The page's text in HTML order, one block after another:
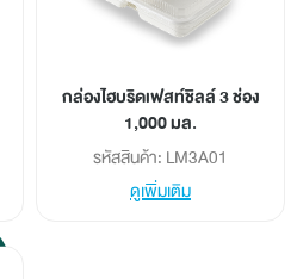
กล่องไฮบริดเฟสท์ชิลล์ 3 ช่อง
1,000 มล.
รหัสสินค้า: LM3A01
ดูเพิ่มเติม